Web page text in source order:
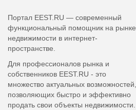
Портал EEST.RU — современный
функциональный помощник на рынке
недвижимости в интернет-
пространстве.
Для профессионалов рынка и
собственников EEST.RU - это
множество актуальных возможностей,
позволяющих быстро и эффективно
продать свои объекты недвижимости.